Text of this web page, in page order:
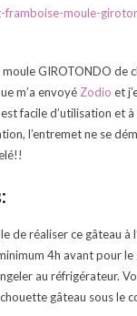
moule GIROTONDO de
m’a envoyé Zodio et
facile d’utilisation et
l’entremet ne se
de réaliser ce gâteau à
4h avant pour le
au réfrigérateur.
gâteau sous le